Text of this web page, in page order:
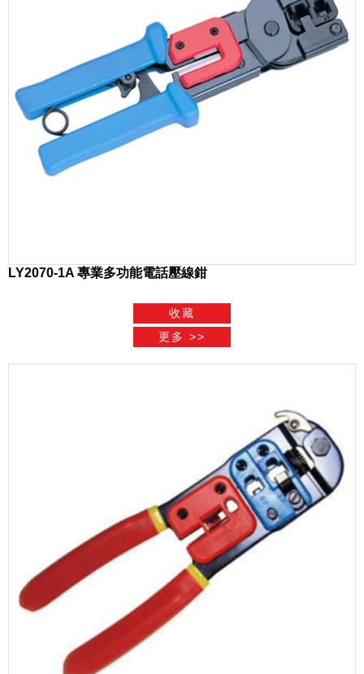
LY2070-1A 專業多功能電話壓線鉗